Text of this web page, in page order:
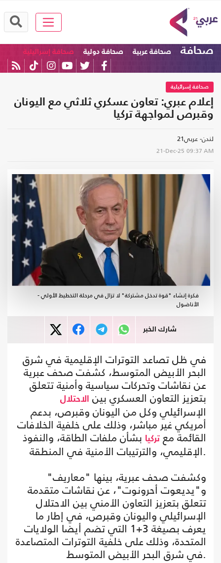
صحافة صحافة عربية صحافة دولية صحافة إسرائيلية
صحافة إسرائيلية
إعلام عبري: تعاون عسكري ثلاثي مع اليونان
وقبرص لمواجهة تركيا
لندن- عربي21
21-Dec-25 09:37 AM
فكرة إنشاء "قوة تدخل مشتركة" لا تزال في مرحلة التخطيط الأولي -
الأناضول
شارك الخبر
في ظل تصاعد التوترات الإقليمية في شرق
البحر الأبيض المتوسط، كشفت صحف عبرية
عن نقاشات وتحركات سياسية وأمنية تتعلق
بتعزيز التعاون العسكري بين الاحتلال
الإسرائيلي وكل من اليونان وقبرص، بدعم
أمريكي غير مباشر، وذلك على خلفية الخلافات
القائمة مع تركيا بشأن ملفات الطاقة، والنفوذ
الإقليمي، والترتيبات الأمنية في المنطقة.
وكشفت صحف عبرية، بينها "معاريف"
و"يديعوت أحرونوت"، عن نقاشات متقدمة
تتعلق بتعزيز التعاون الأمني بين الاحتلال
الإسرائيلي واليونان وقبرص، في إطار ما
يعرف بصيغة 3+1 التي تضم أيضا الولايات
المتحدة، وذلك على خلفية التوترات المتصاعدة
في شرق البحر الأبيض المتوسط.